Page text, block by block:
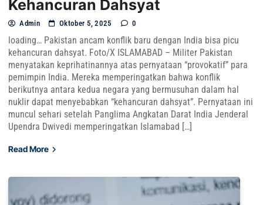
Kehancuran Dahsyat
Admin Oktober 5, 2025 0
loading… Pakistan ancam konflik baru dengan India bisa picu
kehancuran dahsyat. Foto/X ISLAMABAD – Militer Pakistan
menyatakan keprihatinannya atas pernyataan “provokatif” para
pemimpin India. Mereka memperingatkan bahwa konflik
berikutnya antara kedua negara yang bermusuhan dalam hal
nuklir dapat menyebabkan “kehancuran dahsyat”. Pernyataan ini
muncul sehari setelah Panglima Angkatan Darat India Jenderal
Upendra Dwivedi memperingatkan Islamabad […]
Read More